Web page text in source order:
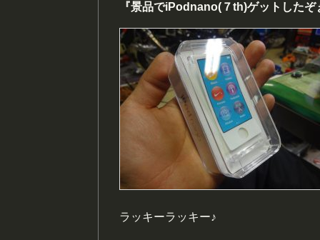
『景品でiPodnano(７th)ゲットしたぞ
ラッキーラッキー♪